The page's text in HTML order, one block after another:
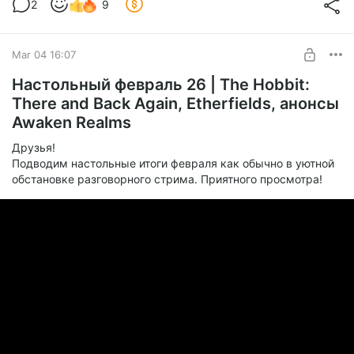
2 9
Mar 04 16:07
Настольный февраль 26 | The Hobbit:
There and Back Again, Etherfields, анонсы
Awaken Realms
Друзья!
Подводим настольные итоги февраля как обычно в уютной
обстановке разговорного стрима. Приятного просмотра!